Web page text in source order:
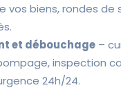
vos biens, rondes de
et débouchage –
inspection
24h/24.